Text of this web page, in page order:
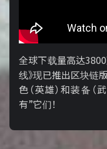
全球下载量高达
线》现已推出区块链
色（英雄）和装备（
有”它们！